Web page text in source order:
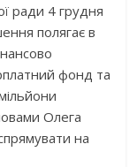
ради 4 грудня
полягає в
фонд та
Олега
на